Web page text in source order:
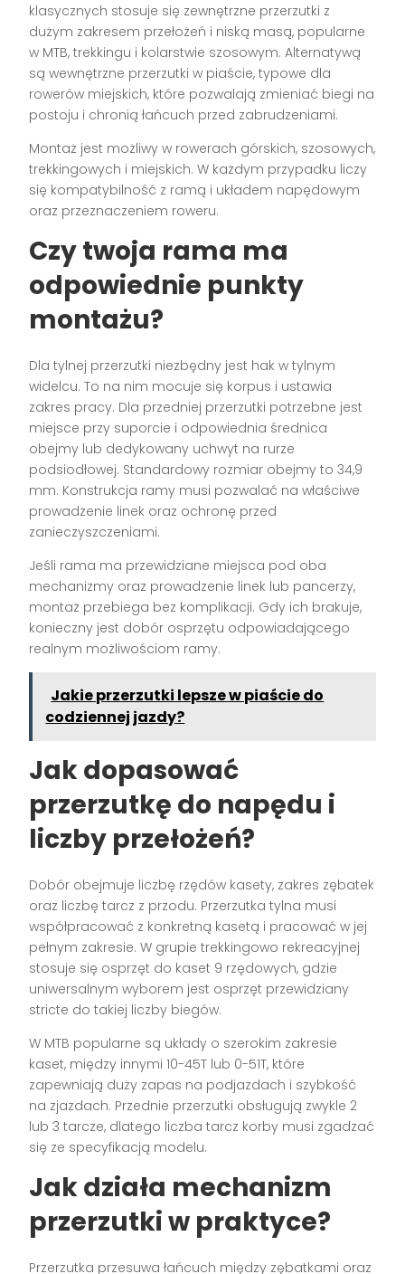
klasycznych stosuje się zewnętrzne przerzutki z
dużym zakresem przełożeń i niską masą, popularne
w MTB, trekkingu i kolarstwie szosowym. Alternatywą
są wewnętrzne przerzutki w piaście, typowe dla
rowerów miejskich, które pozwalają zmieniać biegi na
postoju i chronią łańcuch przed zabrudzeniami.
Montaż jest możliwy w rowerach górskich, szosowych,
trekkingowych i miejskich. W każdym przypadku liczy
się kompatybilność z ramą i układem napędowym
oraz przeznaczeniem roweru.
Czy twoja rama ma
odpowiednie punkty
montażu?
Dla tylnej przerzutki niezbędny jest hak w tylnym
widelcu. To na nim mocuje się korpus i ustawia
zakres pracy. Dla przedniej przerzutki potrzebne jest
miejsce przy suporcie i odpowiednia średnica
obejmy lub dedykowany uchwyt na rurze
podsiodłowej. Standardowy rozmiar obejmy to 34,9
mm. Konstrukcja ramy musi pozwalać na właściwe
prowadzenie linek oraz ochronę przed
zanieczyszczeniami.
Jeśli rama ma przewidziane miejsca pod oba
mechanizmy oraz prowadzenie linek lub pancerzy,
montaż przebiega bez komplikacji. Gdy ich brakuje,
konieczny jest dobór osprzętu odpowiadającego
realnym możliwościom ramy.
Jakie przerzutki lepsze w piaście do
codziennej jazdy?
Jak dopasować
przerzutkę do napędu i
liczby przełożeń?
Dobór obejmuje liczbę rzędów kasety, zakres zębatek
oraz liczbę tarcz z przodu. Przerzutka tylna musi
współpracować z konkretną kasetą i pracować w jej
pełnym zakresie. W grupie trekkingowo rekreacyjnej
stosuje się osprzęt do kaset 9 rzędowych, gdzie
uniwersalnym wyborem jest osprzęt przewidziany
stricte do takiej liczby biegów.
W MTB popularne są układy o szerokim zakresie
kaset, między innymi 10-45T lub 0-51T, które
zapewniają duży zapas na podjazdach i szybkość
na zjazdach. Przednie przerzutki obsługują zwykle 2
lub 3 tarcze, dlatego liczba tarcz korby musi zgadzać
się ze specyfikacją modelu.
Jak działa mechanizm
przerzutki w praktyce?
Przerzutka przesuwa łańcuch między zębatkami oraz